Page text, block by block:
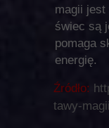
Źródło:
tawy-
magii jest
świec są
pomaga
energię.